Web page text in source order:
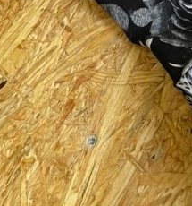
se mě zeptat